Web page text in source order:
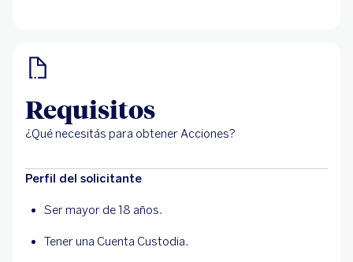
Requisitos
¿Qué necesitás para obtener Acciones?
Perfil del solicitante
Ser mayor de 18 años.
Tener una Cuenta Custodia.